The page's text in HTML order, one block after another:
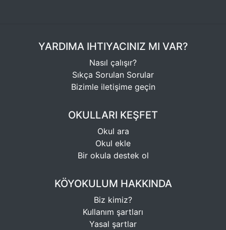
YARDIMA IHTIYACINIZ MI VAR?
Nasıl çalışır?
Sıkça Sorulan Sorular
Bizimle iletişime geçin
OKULLARI KEŞFET
Okul ara
Okul ekle
Bir okula destek ol
KÖYOKULUM HAKKINDA
Biz kimiz?
Kullanım şartları
Yasal şartlar